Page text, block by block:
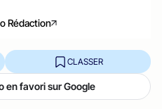
Rédaction
CLASSER
en favori sur Google